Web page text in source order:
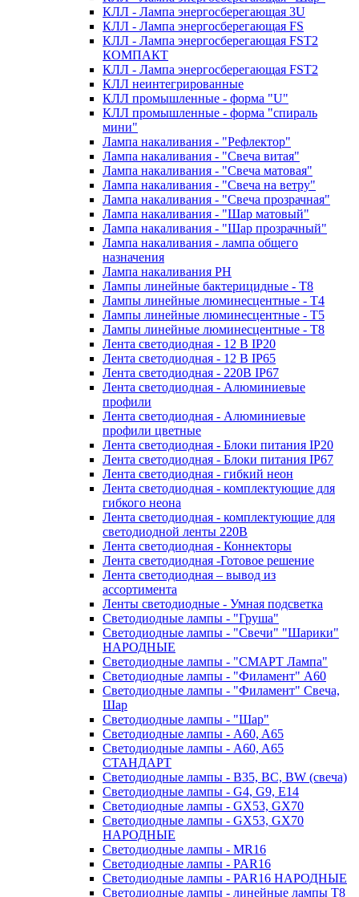
КЛЛ - Лампа энергосберегающая 3U
КЛЛ - Лампа энергосберегающая FS
КЛЛ - Лампа энергосберегающая FST2
КОМПАКТ
КЛЛ - Лампа энергосберегающая FSТ2
КЛЛ неинтегрированные
КЛЛ промышленные - форма "U"
КЛЛ промышленные - форма "спираль
мини"
Лампа накаливания - "Рефлектор"
Лампа накаливания - "Свеча витая"
Лампа накаливания - "Свеча матовая"
Лампа накаливания - "Свеча на ветру"
Лампа накаливания - "Свеча прозрачная"
Лампа накаливания - "Шар матовый"
Лампа накаливания - "Шар прозрачный"
Лампа накаливания - лампа общего
назначения
Лампа накаливания РН
Лампы линейные бактерицидные - Т8
Лампы линейные люминесцентные - Т4
Лампы линейные люминесцентные - Т5
Лампы линейные люминесцентные - Т8
Лента светодиодная - 12 В IP20
Лента светодиодная - 12 В IP65
Лента светодиодная - 220В IP67
Лента светодиодная - Алюминиевые
профили
Лента светодиодная - Алюминиевые
профили цветные
Лента светодиодная - Блоки питания IP20
Лента светодиодная - Блоки питания IP67
Лента светодиодная - гибкий неон
Лента светодиодная - комплектующие для
гибкого неона
Лента светодиодная - комплектующие для
светодиодной ленты 220В
Лента светодиодная - Коннекторы
Лента светодиодная -Готовое решение
Лента светодиодная – вывод из
ассортимента
Ленты светодиодные - Умная подсветка
Светодиодные лампы - "Груша"
Светодиодные лампы - "Свечи" "Шарики"
НАРОДНЫЕ
Светодиодные лампы - "СМАРТ Лампа"
Светодиодные лампы - "Филамент" A60
Светодиодные лампы - "Филамент" Свеча,
Шар
Светодиодные лампы - "Шар"
Светодиодные лампы - A60, A65
Светодиодные лампы - A60, A65
СТАНДАРТ
Светодиодные лампы - B35, BC, BW (свеча)
Светодиодные лампы - G4, G9, Е14
Светодиодные лампы - GX53, GX70
Светодиодные лампы - GX53, GX70
НАРОДНЫЕ
Светодиодные лампы - MR16
Светодиодные лампы - PAR16
Светодиодные лампы - PAR16 НАРОДНЫЕ
Светодиодные лампы - линейные лампы T8